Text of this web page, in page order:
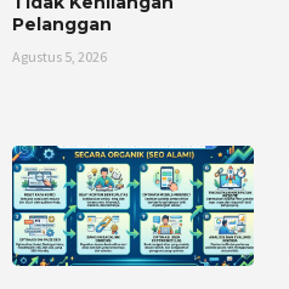
Pelanggan
Agustus 5, 2026